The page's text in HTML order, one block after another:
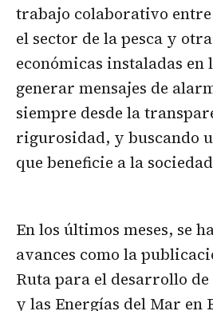
trabajo colaborativo
el sector de la pesca y
económicas instaladas en
generar mensajes de
siempre desde la
rigurosidad, y buscando
que beneficie a la
En los últimos meses, se
avances como la
Ruta para el desarrollo
y las Energías del Mar en